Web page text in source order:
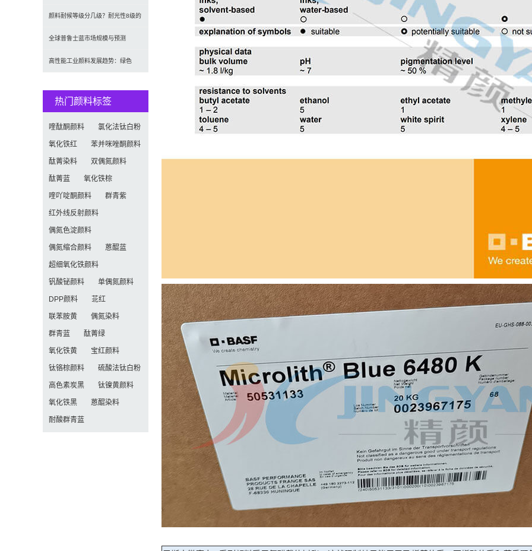
涨价20% 原材料成本推高行业
颜料耐候等级分几级？耐光性8级的
定义及耐候性测试标准解析
全球普鲁士蓝市场规模与预测
（2026-2034）：按类型、形
高性能工业颜料发展趋势：绿色
热门颜料标签
喹酞酮颜料 氯化法钛白粉
氧化铁红 苯并咪唑酮颜料
酞菁染料 双偶氮颜料
酞菁蓝 氧化铁棕
喹吖啶酮颜料 群青紫
红外线反射颜料
偶氮色淀颜料
偶氮缩合颜料 蒽醌蓝
超细氧化铁颜料
钒酸铋颜料 单偶氮颜料
DPP颜料 苝红
联苯胺黄 偶氮染料
群青蓝 酞菁绿
氧化铁黄 宝红颜料
钛铬棕颜料 硫酸法钛白粉
高色素炭黑 钛镍黄颜料
氧化铁黑 蒽醌染料
耐酸群青蓝